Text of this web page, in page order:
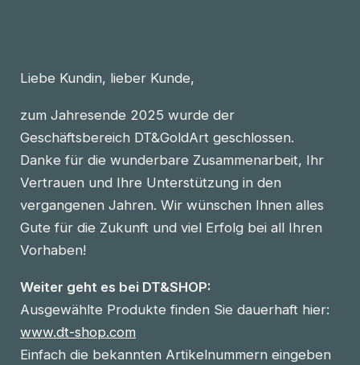
Liebe Kundin, lieber Kunde,
zum Jahresende 2025 wurde der
Geschäftsbereich DT&GoldArt geschlossen.
Danke für die wunderbare Zusammenarbeit, Ihr
Vertrauen und Ihre Unterstützung in den
vergangenen Jahren. Wir wünschen Ihnen alles
Gute für die Zukunft und viel Erfolg bei all Ihren
Vorhaben!
Weiter geht es bei DT&SHOP:
Ausgewählte Produkte finden Sie dauerhaft hier:
www.dt-shop.com
Einfach die bekannten Artikelnummern eingeben